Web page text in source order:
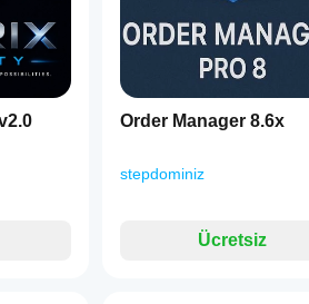
Order Manager 8.6x
stepdominiz
Ücretsiz